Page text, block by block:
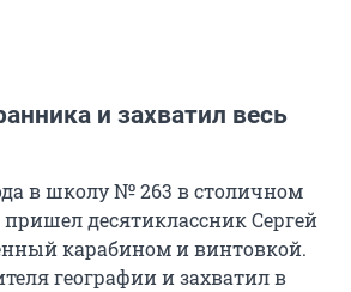
и захватил весь
в школу № 263 в столичном
десятиклассник Сергей
карабином и винтовкой.
географии и захватил в